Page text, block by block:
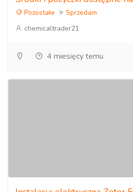
Pozostałe
Sprzedam
chemicaltrader21
4 miesięcy temu